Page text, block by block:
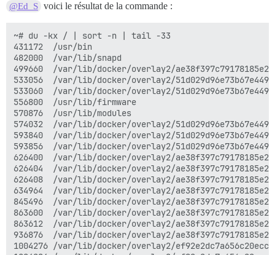
@Ed_S voici le résultat de la commande :
~# du -kx / | sort -n | tail -33
431172  /usr/bin
482000  /var/lib/snapd
499660  /var/lib/docker/overlay2/
533056  /var/lib/docker/overlay2/
533060  /var/lib/docker/overlay2/
556800  /usr/lib/firmware
570876  /usr/lib/modules
574032  /var/lib/docker/overlay2/
593840  /var/lib/docker/overlay2/
593856  /var/lib/docker/overlay2/
626400  /var/lib/docker/overlay2/
626404  /var/lib/docker/overlay2/
626408  /var/lib/docker/overlay2/
634964  /var/lib/docker/overlay2/
845496  /var/lib/docker/overlay2/
863600  /var/lib/docker/overlay2/
863612  /var/lib/docker/overlay2/
936876  /var/lib/docker/overlay2/
1004276 /var/lib/docker/overlay2/